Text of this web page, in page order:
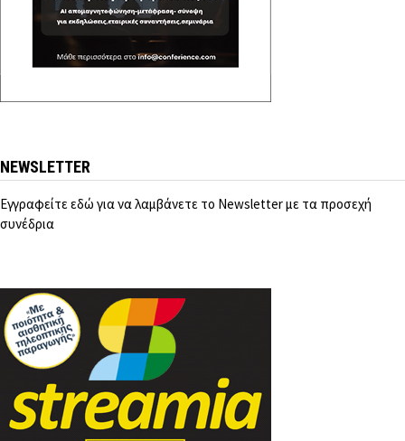
NEWSLETTER
Εγγραφείτε εδώ για να λαμβάνετε το Newsletter με τα προσεχή
συνέδρια